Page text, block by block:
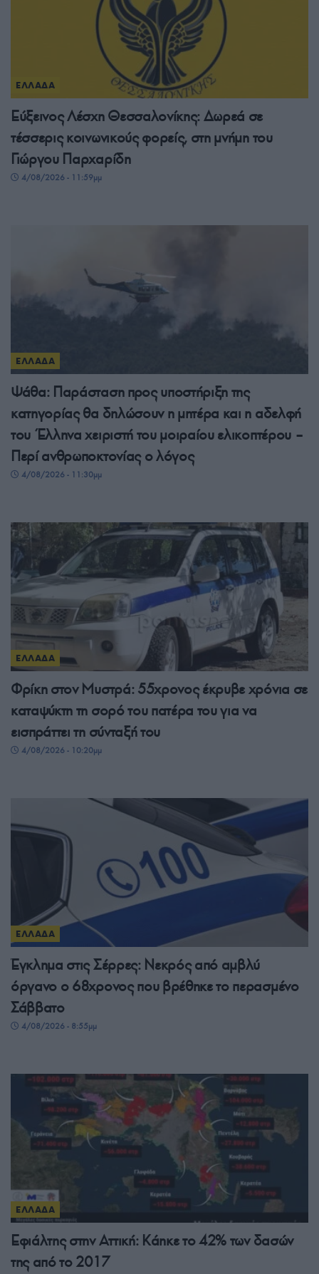
ΕΛΛΑΔΑ
Εύξεινος Λέσχη Θεσσαλονίκης: Δωρεά σε
τέσσερις κοινωνικούς φορείς, στη μνήμη του
Γιώργου Παρχαρίδη
4/08/2026 - 11:59μμ
ΕΛΛΑΔΑ
Ψάθα: Παράσταση προς υποστήριξη της
κατηγορίας θα δηλώσουν η μητέρα και η αδελφή
του Έλληνα χειριστή του μοιραίου ελικοπτέρου –
Περί ανθρωποκτονίας ο λόγος
4/08/2026 - 11:30μμ
ΕΛΛΑΔΑ
Φρίκη στον Μυστρά: 55χρονος έκρυβε χρόνια σε
καταψύκτη τη σορό του πατέρα του για να
εισπράττει τη σύνταξή του
4/08/2026 - 10:20μμ
ΕΛΛΑΔΑ
Έγκλημα στις Σέρρες: Νεκρός από αμβλύ
όργανο ο 68χρονος που βρέθηκε το περασμένο
Σάββατο
4/08/2026 - 8:55μμ
ΕΛΛΑΔΑ
Εφιάλτης στην Αττική: Κάηκε το 42% των δασών
της από το 2017